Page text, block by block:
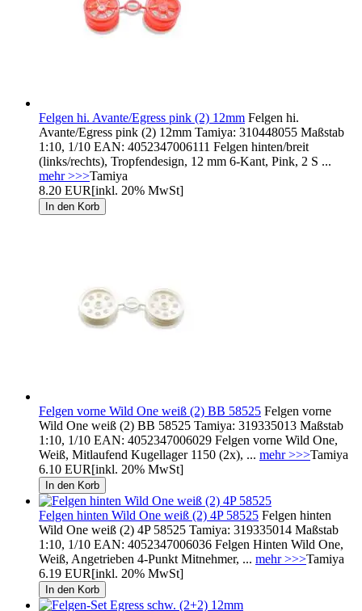
Felgen hi. Avante/Egress pink (2) 12mm Felgen hi.
Avante/Egress pink (2) 12mm Tamiya: 310448055 Maßstab
1:10, 1/10 EAN: 4052347006111 Felgen hinten/breit
(links/rechts), Tropfendesign, 12 mm 6-Kant, Pink, 2 S ...
mehr >>>Tamiya
8.20 EUR[inkl. 20% MwSt]
Felgen vorne Wild One weiß (2) BB 58525 Felgen vorne
Wild One weiß (2) BB 58525 Tamiya: 319335013 Maßstab
1:10, 1/10 EAN: 4052347006029 Felgen vorne Wild One,
Weiß, Mitlaufend Kugellager 1150 (2x), ... mehr >>>Tamiya
6.10 EUR[inkl. 20% MwSt]
Felgen hinten Wild One weiß (2) 4P 58525 Felgen hinten
Wild One weiß (2) 4P 58525 Tamiya: 319335014 Maßstab
1:10, 1/10 EAN: 4052347006036 Felgen Hinten Wild One,
Weiß, Angetrieben 4-Punkt Mitnehmer, ... mehr >>>Tamiya
6.19 EUR[inkl. 20% MwSt]